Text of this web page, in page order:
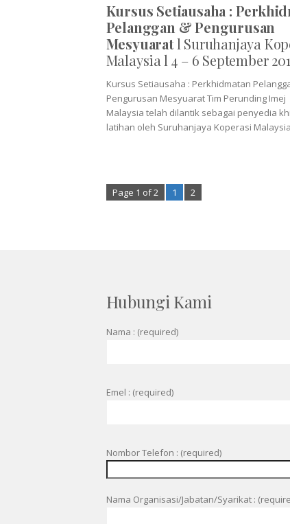
Kursus Setiausaha :
Pelanggan & Pengurusan
Mesyuaratl Suruhanjaya
Malaysia l 4 – 6 September
Kursus Setiausaha : Perkhidmatan
Pengurusan Mesyuarat Tim Perunding Imej
Malaysia telah dilantik sebagai penyedia
latihan oleh Suruhanjaya Koperasi
Page 1 of 2 1 2
Hubungi Kami
Nama : (required)
Emel : (required)
Nombor Telefon : (required)
Nama Organisasi/Jabatan/Syarikat :